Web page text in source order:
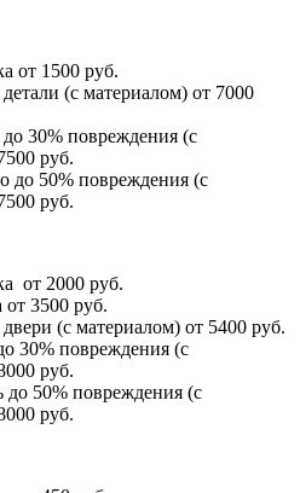
от 1500 руб.
(с материалом) от 7000
30% повреждения (с
руб.
до 50% повреждения (с
руб.
от 2000 руб.
от 3500 руб.
(с материалом) от 5400 руб.
30% повреждения (с
руб.
до 50% повреждения (с
руб.